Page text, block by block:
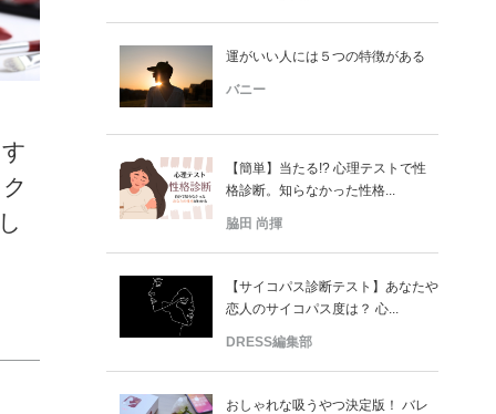
運がいい人には５つの特徴がある
バニー
【簡単】当たる!? 心理テストで性
格診断。知らなかった性格...
脇田 尚揮
【サイコパス診断テスト】あなたや
恋人のサイコパス度は？ 心...
DRESS編集部
おしゃれな吸うやつ決定版！ バレ